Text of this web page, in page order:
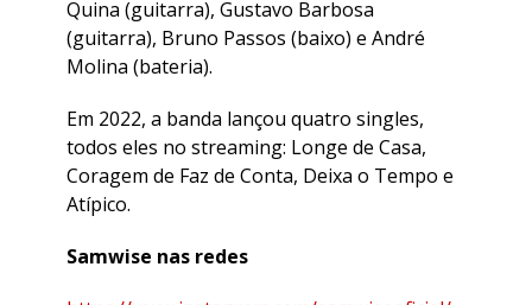
Quina (guitarra), Gustavo Barbosa
(guitarra), Bruno Passos (baixo) e André
Molina (bateria).
Em 2022, a banda lançou quatro singles,
todos eles no streaming: Longe de Casa,
Coragem de Faz de Conta, Deixa o Tempo e
Atípico.
Samwise nas redes